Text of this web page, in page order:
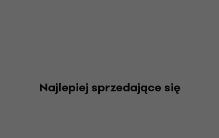
Najlepiej sprzedające się